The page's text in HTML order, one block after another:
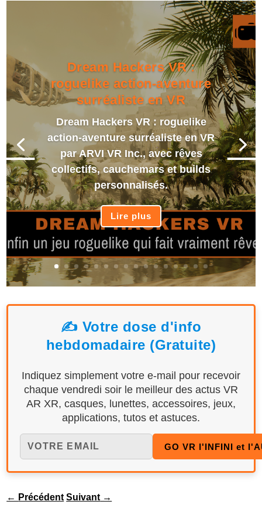
Dream Hackers VR :
roguelike action-aventure
surréaliste en VR
Dream Hackers VR : roguelike
action-aventure surréaliste en VR
par ARVI VR Inc., avec rêves
collectifs, cauchemars et builds
personnalisés.
Lire plus
✍️ Votre dose d'info
hebdomadaire (Gratuite)
Indiquez simplement votre e-mail pour recevoir
chaque vendredi soir le meilleur des actus VR
AR XR, casques, lunettes, accessoires, jeux,
applications, tutos et astuces.
← Précédent Suivant →